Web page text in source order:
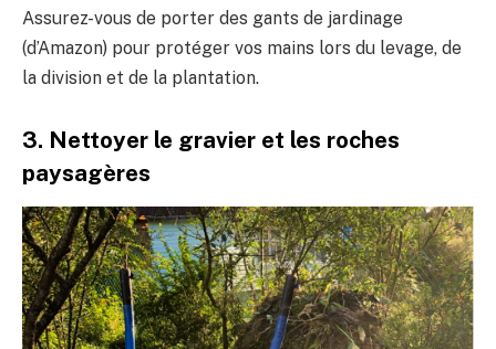
Assurez-vous de porter des gants de jardinage
(d’Amazon) pour protéger vos mains lors du levage, de
la division et de la plantation.
3. Nettoyer le gravier et les roches
paysagères